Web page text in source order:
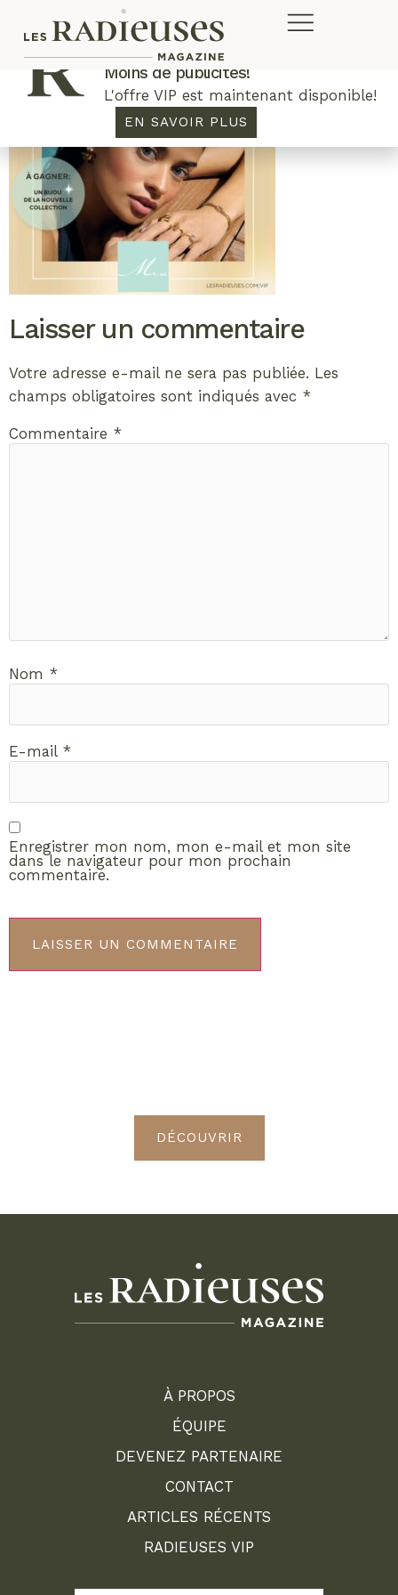
Laisser un commentaire
Votre adresse e-mail ne sera pas publiée. Les
champs obligatoires sont indiqués avec *
Commentaire *
Nom *
E-mail *
Enregistrer mon nom, mon e-mail et mon site
dans le navigateur pour mon prochain
commentaire.
DÉCOUVRIR
À PROPOS
ÉQUIPE
DEVENEZ PARTENAIRE
CONTACT
ARTICLES RÉCENTS
RADIEUSES VIP
Plus de concours. Plus de rabais.
Moins de publicités!
L'offre VIP est maintenant disponible!
EN SAVOIR PLUS